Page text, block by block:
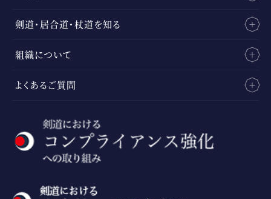
剣道・居合道・杖道を知る
組織について
よくあるご質問